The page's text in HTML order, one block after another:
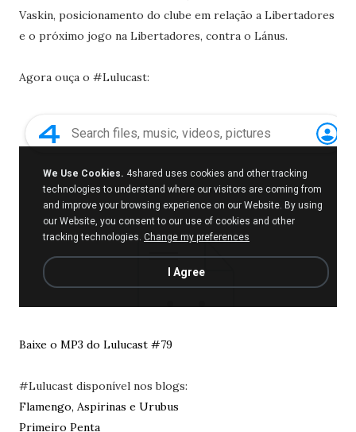
Vaskin, posicionamento do clube em relação a Libertadores
e o próximo jogo na Libertadores, contra o Lánus.
Agora ouça o #Lulucast:
Baixe o MP3 do Lulucast #79
#Lulucast disponível nos blogs:
Flamengo, Aspirinas e Urubus
Primeiro Penta